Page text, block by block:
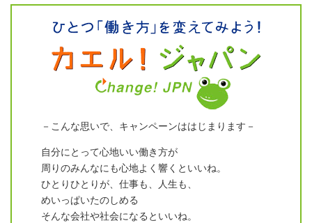
－こんな思いで、キャンペーンははじまります－
自分にとって心地いい働き方が
周りのみんなにも心地よく響くといいね。
ひとりひとりが、仕事も、人生も、
めいっぱいたのしめる
そんな会社や社会になるといいね。